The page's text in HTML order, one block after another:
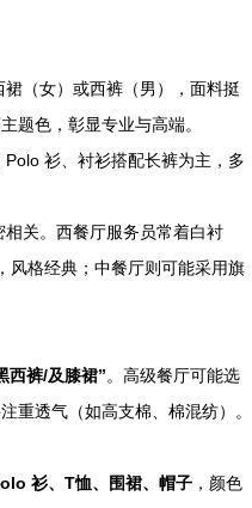
裙（女）或西裤（男），面料挺
题色，彰显专业与高端。
Polo 衫、衬衫搭配长裤为主，多
相关。西餐厅服务员常着白衬
风格经典；中餐厅则可能采用旗
西裤/及膝裙”。高级餐厅可能选
重透气（如高支棉、棉混纺）。
衫、T恤、围裙、帽子 ，颜色